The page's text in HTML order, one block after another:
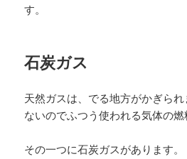
す。
石炭ガス
天然ガスは、でる地方がかぎら
ないのでふつう使われる気体の燃
その一つに石炭ガスがあります。